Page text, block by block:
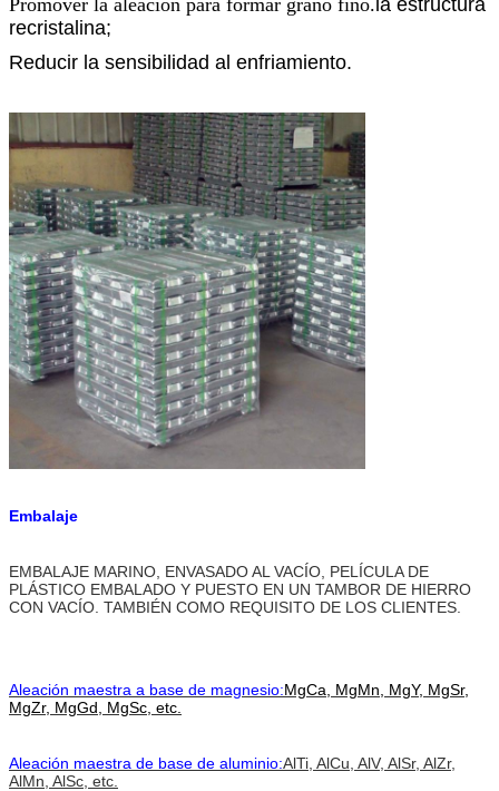
recristalina;
Reducir la sensibilidad al enfriamiento.
Embalaje
EMBALAJE MARINO, ENVASADO AL VACÍO, PELÍCULA DE
PLÁSTICO EMBALADO Y PUESTO EN UN TAMBOR DE HIERRO
CON VACÍO. TAMBIÉN COMO REQUISITO DE LOS CLIENTES.
Aleación maestra a base de magnesio:MgCa, MgMn, MgY, MgSr,
MgZr, MgGd, MgSc, etc.
Aleación maestra de base de aluminio:AlTi, AlCu, AlV, AlSr, AlZr,
AlMn, AlSc, etc.